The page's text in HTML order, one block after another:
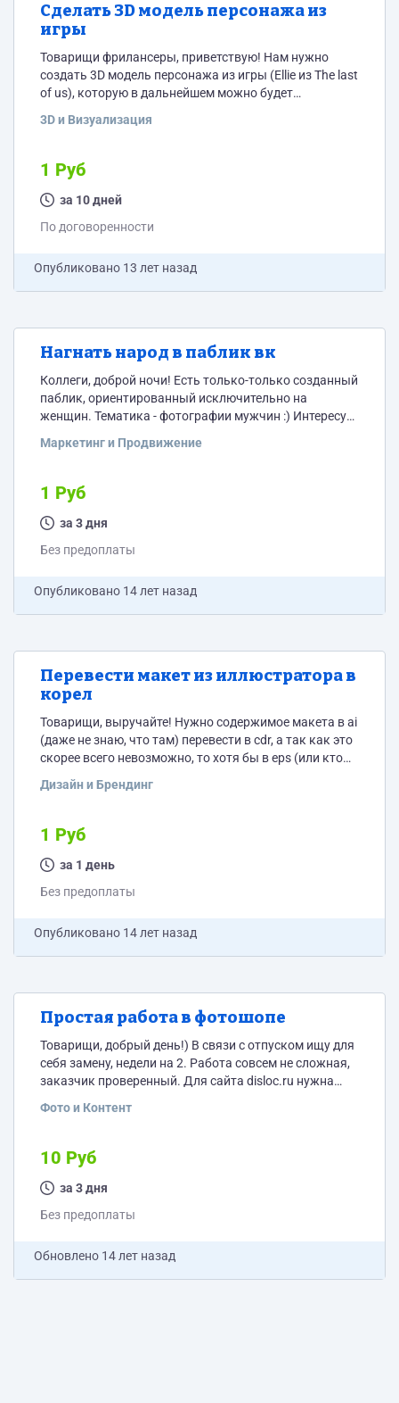
Сделать 3D модель персонажа из
игры
Товарищи фрилансеры, приветствую! Нам нужно
создать 3D модель персонажа из игры (Ellie из The last
of us), которую в дальнейшем можно будет
срокам. Спасибо)
3D и Визуализация
1 Руб
за 10 дней
По договоренности
Опубликовано 13 лет назад
Нагнать народ в паблик вк
Коллеги, доброй ночи! Есть только-только созданный
паблик, ориентированный исключительно на
женщин. Тематика - фотографии мужчин :) Интересует
Сроки?
Маркетинг и Продвижение
1 Руб
за 3 дня
Без предоплаты
Опубликовано 14 лет назад
Перевести макет из иллюстратора в
корел
Товарищи, выручайте! Нужно содержимое макета в ai
(даже не знаю, что там) перевести в cdr, а так как это
скорее всего невозможно, то хотя бы в eps (или кто
минуты. оплата -отзыв
Дизайн и Брендинг
1 Руб
за 1 день
Без предоплаты
Опубликовано 14 лет назад
Простая работа в фотошопе
Товарищи, добрый день!) В связи с отпуском ищу для
себя замену, недели на 2. Работа совсем не сложная,
заказчик проверенный. Для сайта disloc.ru нужна
-много фоток слеплять в одну длинную "колбасень",
закрывашкой + к каждому товару делать превью. все
просто) На 1 товар времени уходит минута -пять.
цена соответствующая -10р. По...
Фото и Контент
10 Руб
за 3 дня
Без предоплаты
Обновлено 14 лет назад